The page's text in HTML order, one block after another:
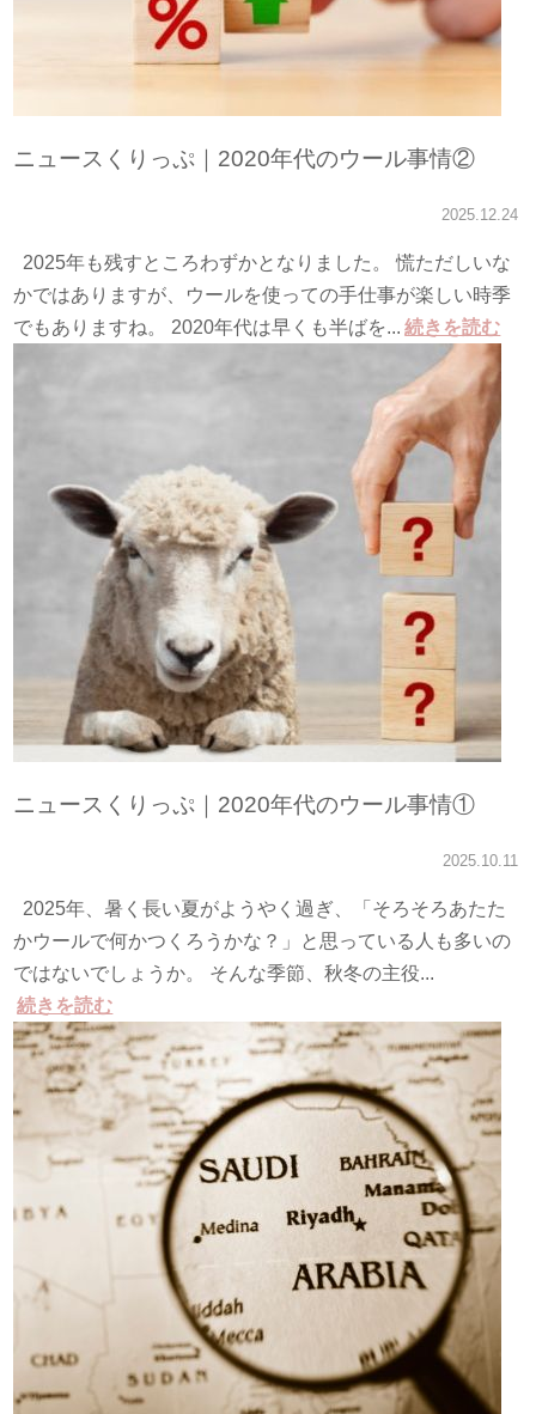
ニュースくりっぷ｜2020年代のウール事情②
2025.12.24
2025年も残すところわずかとなりました。 慌ただしいな
かではありますが、ウールを使っての手仕事が楽しい時季
でもありますね。 2020年代は早くも半ばを... 続きを読む
ニュースくりっぷ｜2020年代のウール事情①
2025.10.11
2025年、暑く長い夏がようやく過ぎ、「そろそろあたた
かウールで何かつくろうかな？」と思っている人も多いの
ではないでしょうか。 そんな季節、秋冬の主役...
続きを読む